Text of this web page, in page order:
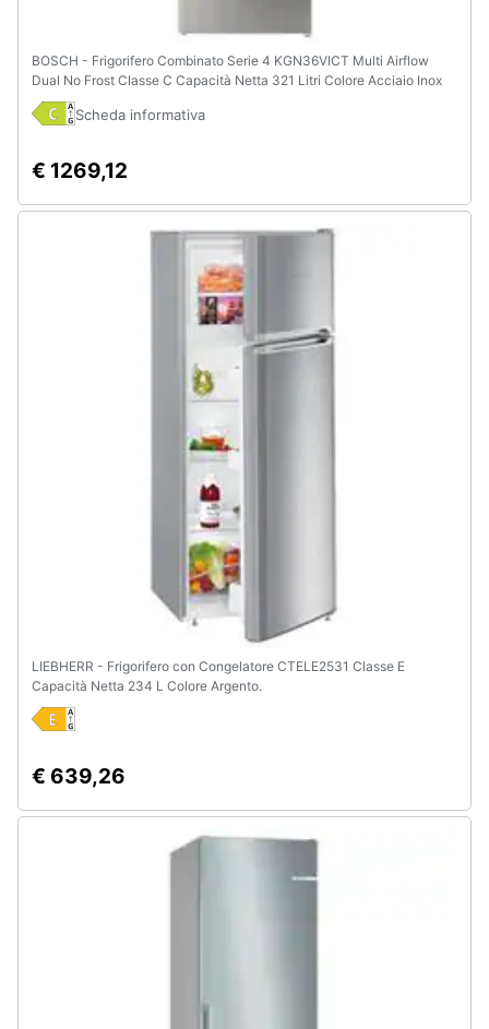
BOSCH - Frigorifero Combinato Serie 4 KGN36VICT Multi Airflow
Dual No Frost Classe C Capacità Netta 321 Litri Colore Acciaio Inox
Scheda informativa
€ 1269,12
LIEBHERR - Frigorifero con Congelatore CTELE2531 Classe E
Capacità Netta 234 L Colore Argento.
€ 639,26